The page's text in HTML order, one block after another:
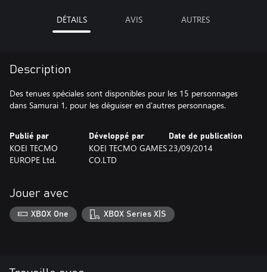
DÉTAILS AVIS AUTRES
Description
Des tenues spéciales sont disponibles pour les 15 personnages
dans Samurai 1, pour les déguiser en d'autres personnages.
Publié par
KOEI TECMO
EUROPE Ltd.
Développé par
KOEI TECMO GAMES
CO.LTD
Date de publication
23/09/2014
Jouer avec
XBOX One XBOX Series X|S